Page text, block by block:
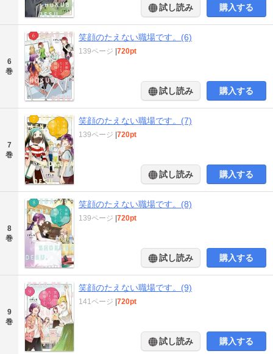
試し読み 購入する
6
巻
笑顔のたえない職場です。(6)
139ページ |720pt
試し読み 購入する
7
巻
笑顔のたえない職場です。(7)
139ページ |720pt
試し読み 購入する
8
巻
笑顔のたえない職場です。(8)
139ページ |720pt
試し読み 購入する
9
巻
笑顔のたえない職場です。(9)
141ページ |720pt
試し読み 購入する